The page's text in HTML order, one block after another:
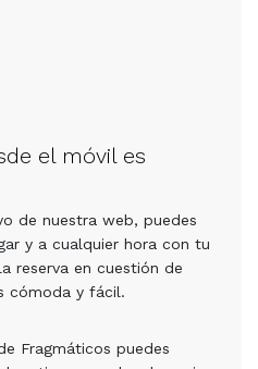
el móvil es
de nuestra web, puedes
y a cualquier hora con tu
reserva en cuestión de
cómoda y fácil.
Fragmáticos puedes